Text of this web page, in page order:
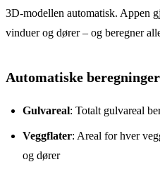
3D-modellen automatisk. Appen
vinduer og dører – og beregner
Automatiske beregninger
Gulvareal: Totalt gulvareal
Veggflater: Areal for hver
og dører